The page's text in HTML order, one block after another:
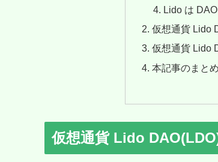
Lido は
仮想通貨 Lido
仮想通貨 Lido
本記事のまとめ
仮想通貨 Lido